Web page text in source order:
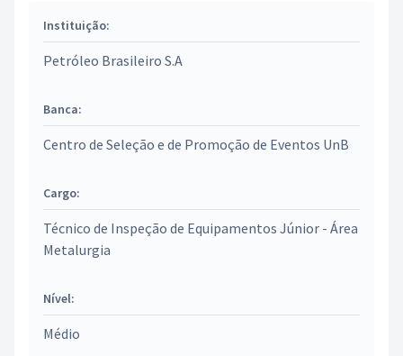
Instituição:
Petróleo Brasileiro S.A
Banca:
Centro de Seleção e de Promoção de Eventos UnB
Cargo:
Técnico de Inspeção de Equipamentos Júnior - Área
Metalurgia
Nível:
Médio